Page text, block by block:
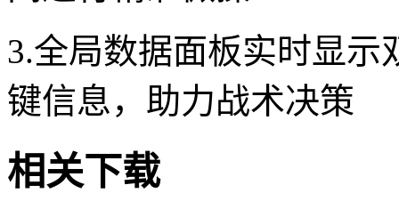
3.全局数据面板实时显
键信息，助力战术决策
相关下载